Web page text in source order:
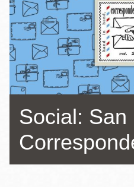
ayuda
a
la
navegación
Social: San